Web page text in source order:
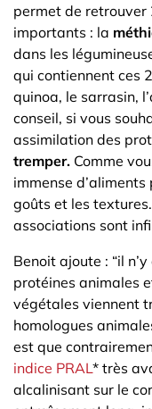
permet de retrouver
importants : la
dans les
qui contiennent ces
quinoa, le sarrasin,
conseil, si vous
assimilation des
tremper. Comme
immense
goûts et les
associations sont
Benoit ajoute : “il
protéines animales
végétales viennent
homologues
est que
indice PRAL* très
alcalinisant sur le